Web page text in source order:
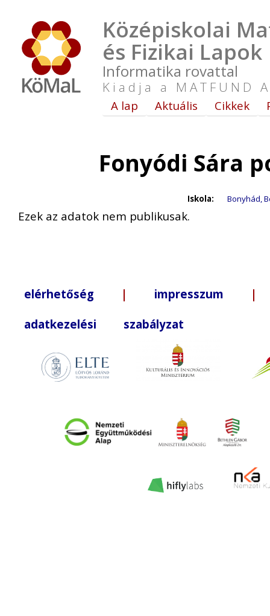
Középiskolai
és Fizikai Lapok
Informatika rovattal
Kiadja a MATFUND
A lap Aktuális Cikkek
Fonyódi Sára
Iskola: Bonyhád,
Ezek az adatok nem publikusak.
elérhetőség | impresszum |
adatkezelési szabályzat